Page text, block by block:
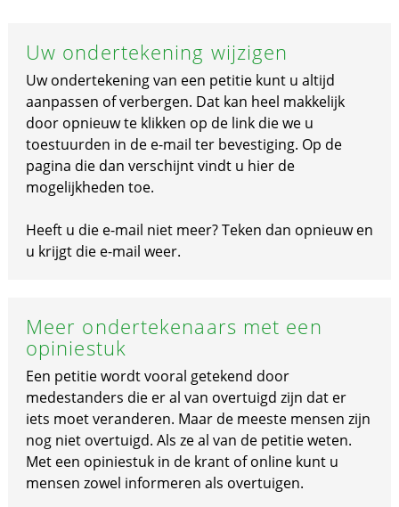
Uw ondertekening wijzigen
Uw ondertekening van een petitie kunt u altijd
aanpassen of verbergen. Dat kan heel makkelijk
door opnieuw te klikken op de link die we u
toestuurden in de e-mail ter bevestiging. Op de
pagina die dan verschijnt vindt u hier de
mogelijkheden toe.
Heeft u die e-mail niet meer? Teken dan opnieuw en
u krijgt die e-mail weer.
Meer ondertekenaars met een
opiniestuk
Een petitie wordt vooral getekend door
medestanders die er al van overtuigd zijn dat er
iets moet veranderen. Maar de meeste mensen zijn
nog niet overtuigd. Als ze al van de petitie weten.
Met een opiniestuk in de krant of online kunt u
mensen zowel informeren als overtuigen.